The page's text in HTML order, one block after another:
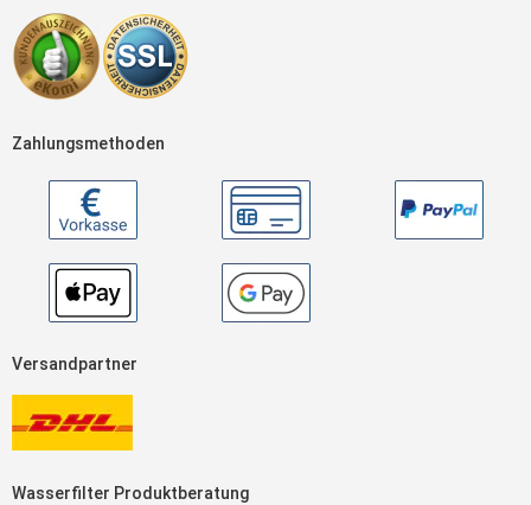
Zahlungsmethoden
Versandpartner
Wasserfilter Produktberatung